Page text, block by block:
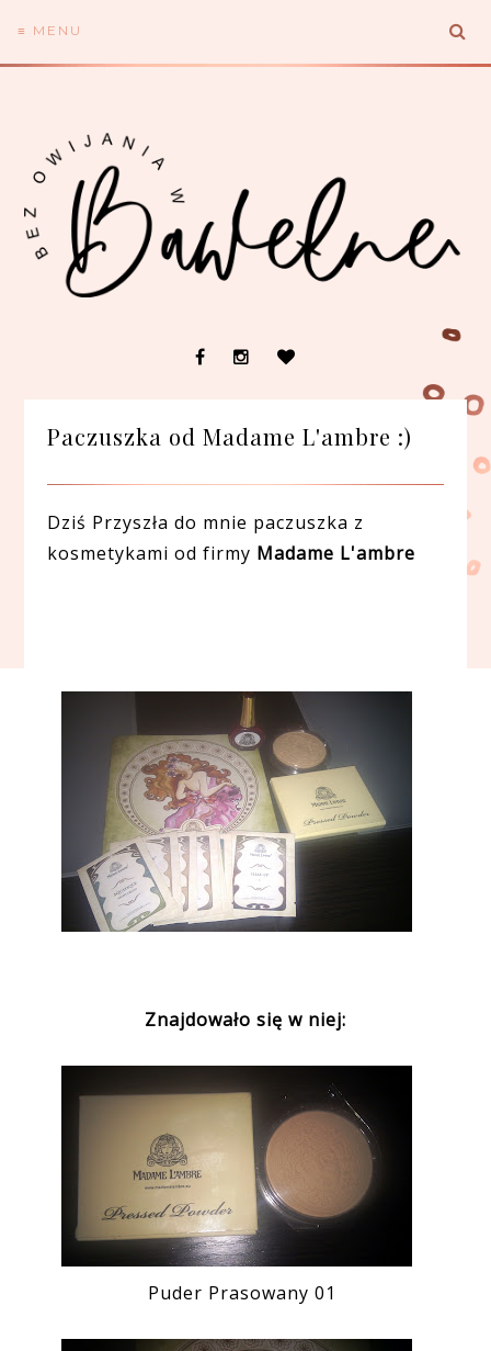
≡ MENU
Paczuszka od Madame L'ambre :)
Dziś Przyszła do mnie paczuszka z
kosmetykami od firmy Madame L'ambre
Znajdowało się w niej:
Puder Prasowany 01